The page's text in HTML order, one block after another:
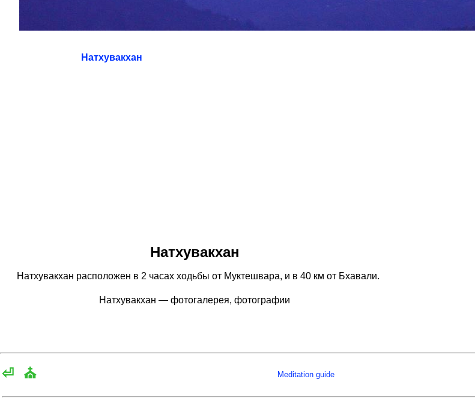
Натхувакхан
Натхувакхан
Натхувакхан расположен в 2 часах ходьбы от Муктешвара, и в 40 км от Бхавали.
Натхувакхан — фотогалерея, фотографии
⏎ ⛪ Meditation guide